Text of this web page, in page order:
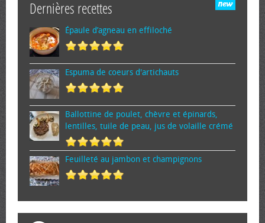
Dernières recettes
Épaule d’agneau en effiloché
Espuma de cœurs d'artichauts
Ballottine de poulet, chèvre et épinards,
lentilles, tuile de peau, jus de volaille crémé
Feuilleté au jambon et champignons